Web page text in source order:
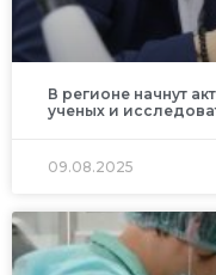
В регионе начнут
ученых и
09.08.2025